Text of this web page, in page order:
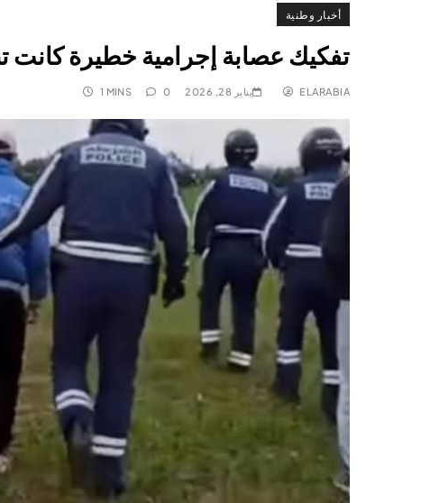
أخبار وطنية
تفكيك عصابة إجرامية خطيرة كانت
ELARABIA يناير 28, 2026 0
1 MINS